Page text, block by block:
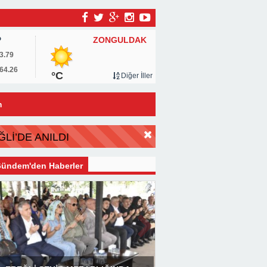
ZONGULDAK
°C Diğer İller
ANILDI
Haberler